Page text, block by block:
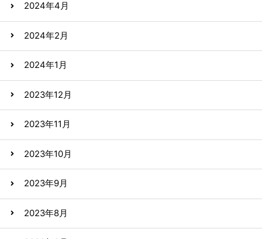
2024年4月
2024年2月
2024年1月
2023年12月
2023年11月
2023年10月
2023年9月
2023年8月